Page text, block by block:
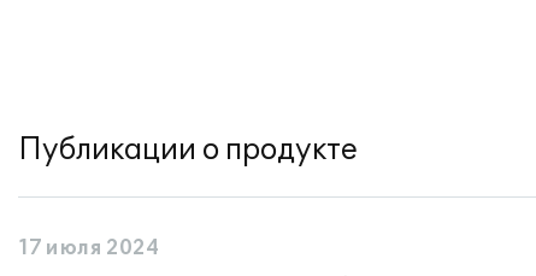
Публикации о продукте
17 июля 2024